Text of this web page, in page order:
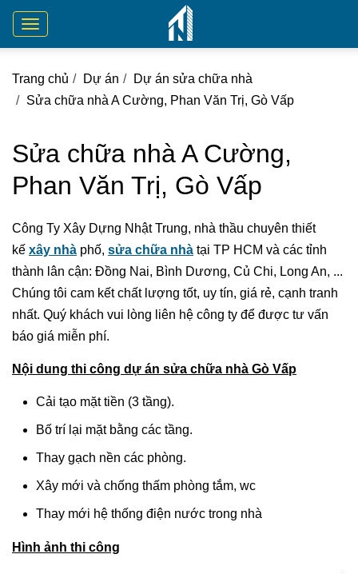
Toggle
navigation
Trang chủ Dự án
Dự án sửa chữa nhà
Sửa chữa nhà A Cường, Phan Văn Trị, Gò Vấp
Sửa chữa nhà A Cường,
Phan Văn Trị, Gò Vấp
Công Ty Xây Dựng Nhật Trung, nhà thầu chuyên thiết
kế xây nhà phố, sửa chữa nhà tại TP HCM và các tỉnh
thành lân cận: Đồng Nai, Bình Dương, Củ Chi, Long An, ...
Chúng tôi cam kết chất lượng tốt, uy tín, giá rẻ, cạnh tranh
nhất. Quý khách vui lòng liên hệ công ty để được tư vấn
báo giá miễn phí.
Nội dung thi công dự án sửa chữa nhà Gò Vấp
Cải tạo mặt tiền (3 tầng).
Bố trí lại mặt bằng các tầng.
Thay gạch nền các phòng.
Xây mới và chống thấm phòng tắm, wc
Thay mới hệ thống điện nước trong nhà
Hình ảnh thi công